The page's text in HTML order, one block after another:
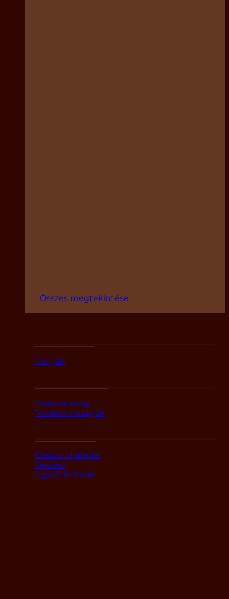
Összes megtekintése
Konyak
Franciaország
További országok
Claude chatelier
Ferrand
Egyéb márkák